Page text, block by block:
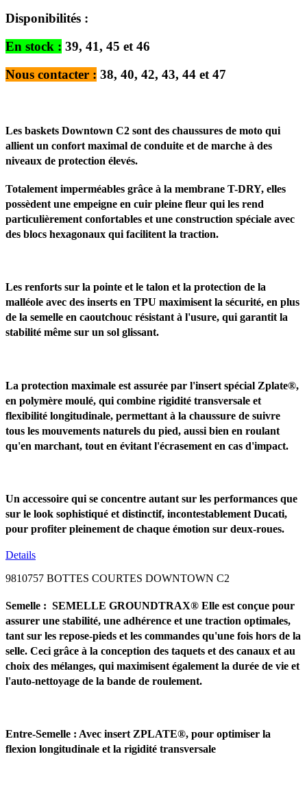
Disponibilités :
En stock : 39, 41, 45 et 46
Nous contacter : 38, 40, 42, 43, 44 et 47
Les baskets Downtown C2 sont des chaussures de moto qui
allient un confort maximal de conduite et de marche à des
niveaux de protection élevés.
Totalement imperméables grâce à la membrane T-DRY, elles
possèdent une empeigne en cuir pleine fleur qui les rend
particulièrement confortables et une construction spéciale avec
des blocs hexagonaux qui facilitent la traction.
Les renforts sur la pointe et le talon et la protection de la
malléole avec des inserts en TPU maximisent la sécurité, en plus
de la semelle en caoutchouc résistant à l'usure, qui garantit la
stabilité même sur un sol glissant.
La protection maximale est assurée par l'insert spécial Zplate®,
en polymère moulé, qui combine rigidité transversale et
flexibilité longitudinale, permettant à la chaussure de suivre
tous les mouvements naturels du pied, aussi bien en roulant
qu'en marchant, tout en évitant l'écrasement en cas d'impact.
Un accessoire qui se concentre autant sur les performances que
sur le look sophistiqué et distinctif, incontestablement Ducati,
pour profiter pleinement de chaque émotion sur deux-roues.
Details
9810757 BOTTES COURTES DOWNTOWN C2
Semelle : SEMELLE GROUNDTRAX® Elle est conçue pour
assurer une stabilité, une adhérence et une traction optimales,
tant sur les repose-pieds et les commandes qu'une fois hors de la
selle. Ceci grâce à la conception des taquets et des canaux et au
choix des mélanges, qui maximisent également la durée de vie et
l'auto-nettoyage de la bande de roulement.
Entre-Semelle : Avec insert ZPLATE®, pour optimiser la
flexion longitudinale et la rigidité transversale